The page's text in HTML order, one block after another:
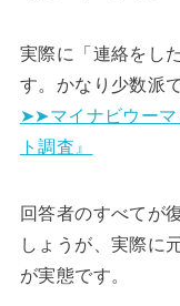
実際に「連絡をし
す。かなり少数派
➤➤マイナビウーマ
ト調査』
回答者のすべてが
しょうが、実際に
が実態です。